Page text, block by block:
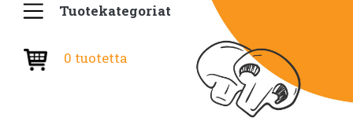
Tuotekategoriat
0 tuotetta